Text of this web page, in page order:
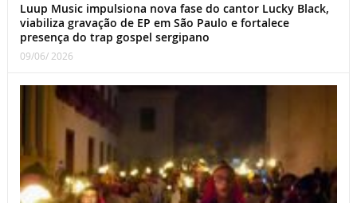
Luup Music impulsiona nova fase do cantor Lucky Black,
viabiliza gravação de EP em São Paulo e fortalece
presença do trap gospel sergipano
09/06/ 2026